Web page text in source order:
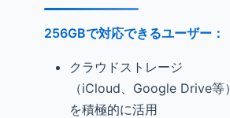
256GBで対応できるユーザー：
クラウドストレージ
（iCloud、Google Drive等）
を積極的に活用